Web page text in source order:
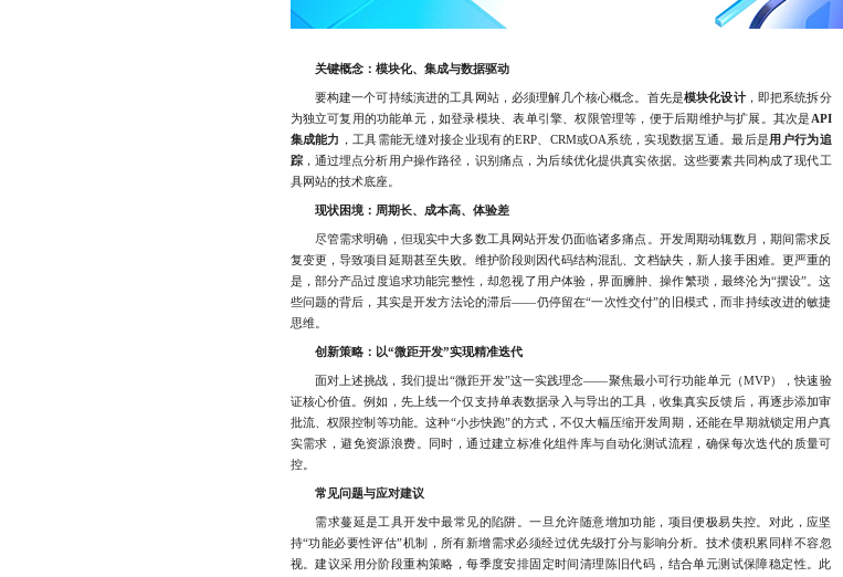
关键概念：模块化、集成与数据驱动
要构建一个可持续演进的工具网站，必须理解几个核心概念。首先是模块化设计，即把系统拆分
为独立可复用的功能单元，如登录模块、表单引擎、权限管理等，便于后期维护与扩展。其次是 API
集成能力 ，工具需能无缝对接企业现有的ERP、CRM或OA系统，实现数据互通。最后是用户行为追
踪，通过埋点分析用户操作路径，识别痛点，为后续优化提供真实依据。这些要素共同构成了现代工
具网站的技术底座。
现状困境：周期长、成本高、体验差
尽管需求明确，但现实中大多数工具网站开发仍面临诸多痛点。开发周期动辄数月，期间需求反
复变更，导致项目延期甚至失败。维护阶段则因代码结构混乱、文档缺失，新人接手困难。更严重的
是，部分产品过度追求功能完整性，却忽视了用户体验，界面臃肿、操作繁琐，最终沦为“摆设”。这
些问题的背后，其实是开发方法论的滞后——仍停留在“一次性交付”的旧模式，而非持续改进的敏捷
思维。
创新策略：以“微距开发”实现精准迭代
面对上述挑战，我们提出“微距开发”这一实践理念——聚焦最小可行功能单元（MVP），快速验
证核心价值。例如，先上线一个仅支持单表数据录入与导出的工具，收集真实反馈后，再逐步添加审
批流、权限控制等功能。这种“小步快跑”的方式，不仅大幅压缩开发周期，还能在早期就锁定用户真
实需求，避免资源浪费。同时，通过建立标准化组件库与自动化测试流程，确保每次迭代的质量可
控。
常见问题与应对建议
需求蔓延是工具开发中最常见的陷阱。一旦允许随意增加功能，项目便极易失控。对此，应坚
持“功能必要性评估”机制，所有新增需求必须经过优先级打分与影响分析。技术债积累同样不容忽
视。建议采用分阶段重构策略，每季度安排固定时间清理陈旧代码，结合单元测试保障稳定性。此